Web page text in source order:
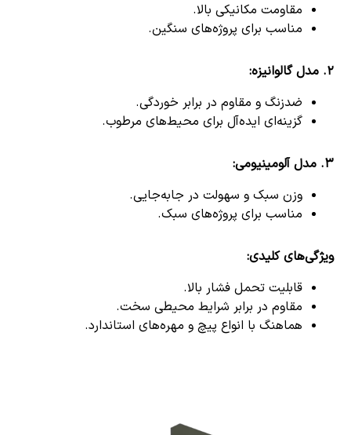
مقاومت مکانیکی بالا.
مناسب برای پروژه‌های سنگین.
۲. مدل گالوانیزه:
ضدزنگ و مقاوم در برابر خوردگی.
گزینه‌ای ایده‌آل برای محیط‌های مرطوب.
۳. مدل آلومینیومی:
وزن سبک و سهولت در جابه‌جایی.
مناسب برای پروژه‌های سبک.
ویژگی‌های کلیدی:
قابلیت تحمل فشار بالا.
مقاوم در برابر شرایط محیطی سخت.
هماهنگ با انواع پیچ و مهره‌های استاندارد.